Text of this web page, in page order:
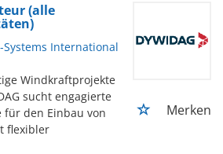
(alle
Systems International
Windkraftprojekte
sucht engagierte
den Einbau von
flexibler
Merken